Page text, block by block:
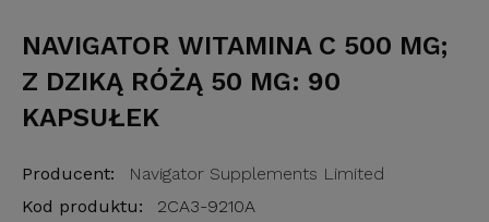
NAVIGATOR WITAMINA C 500 MG;
Z DZIKĄ RÓŻĄ 50 MG: 90
KAPSUŁEK
Producent:
Navigator Supplements Limited
Kod produktu:
2CA3-9210A